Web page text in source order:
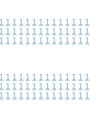
1 1 1 1 1 1 1 1 1 1 1 1 1 1
1 1 1 1 1 1 1 1 1 1 1 1 1 1
1 1 1 1 1 1 1 1 1 1 1 1 1 1
1 1 1 1 1 1 1 1 1 1 1 1 1 1
1 1 1 1 1 1 1 1 1 1 1 1 1 1
1 1 1 1 1 1 1 1 1 1 1 1 1 1